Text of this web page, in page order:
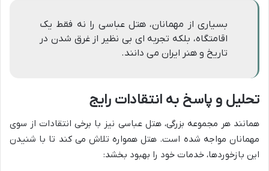
بسیاری از مهمانان، هتل عباسی را نه فقط یک
اقامتگاه، بلکه تجربه ای بی نظیر از غرق شدن در
تاریخ و هنر ایران می دانند.
تحلیل و پاسخ به انتقادات رایج
همانند هر مجموعه بزرگی، هتل عباسی نیز با برخی انتقادات از سوی
مهمانان مواجه شده است. هتل همواره تلاش می کند تا با شنیدن
این بازخوردها، خدمات خود را بهبود بخشد: